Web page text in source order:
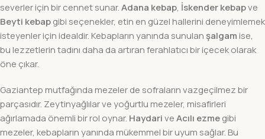
severler için bir cennet sunar.Adana kebap, İskender kebapve
Beyti kebapgibi seçenekler, etin en güzel hallerini deneyimlemek
isteyenler için idealdir. Kebapların yanında sunulan şalgam ise,
bu lezzetlerin tadını daha da artıran ferahlatıcı bir içecek olarak
öne çıkar.
Gaziantep mutfağında mezeler de sofraların vazgeçilmez bir
parçasıdır. Zeytinyağlılar ve yoğurtlu mezeler, misafirleri
ağırlamada önemli bir rol oynar. HaydariveAcılı ezmegibi
mezeler, kebapların yanında mükemmel bir uyum sağlar. Bu